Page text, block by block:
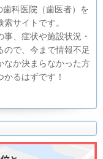
歯科医院（歯医者）を
サイトです。
、症状や施設状況・
ので、今まで情報不足
なか決まらなかった方
るはずです！